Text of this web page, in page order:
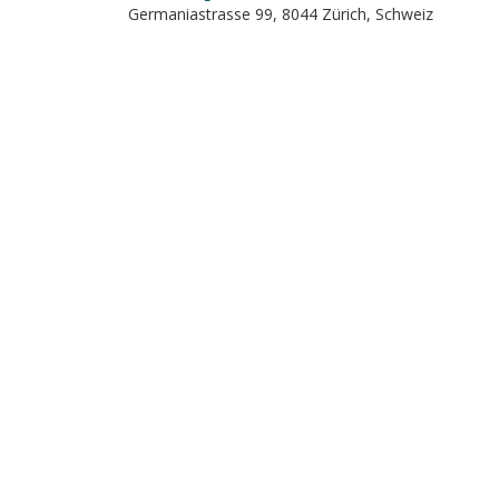
Germaniastrasse 99, 8044 Zürich, Schweiz